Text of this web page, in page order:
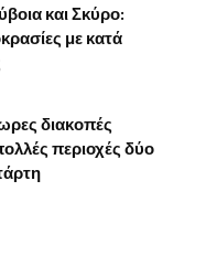
και Σκύρο:
με κατά
διακοπές
περιοχές δύο